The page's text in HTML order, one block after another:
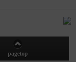
pagetop